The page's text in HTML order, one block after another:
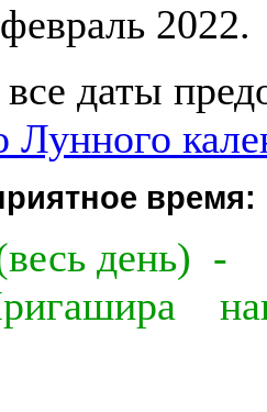
2022.
даты
Лунного
время:
(весь